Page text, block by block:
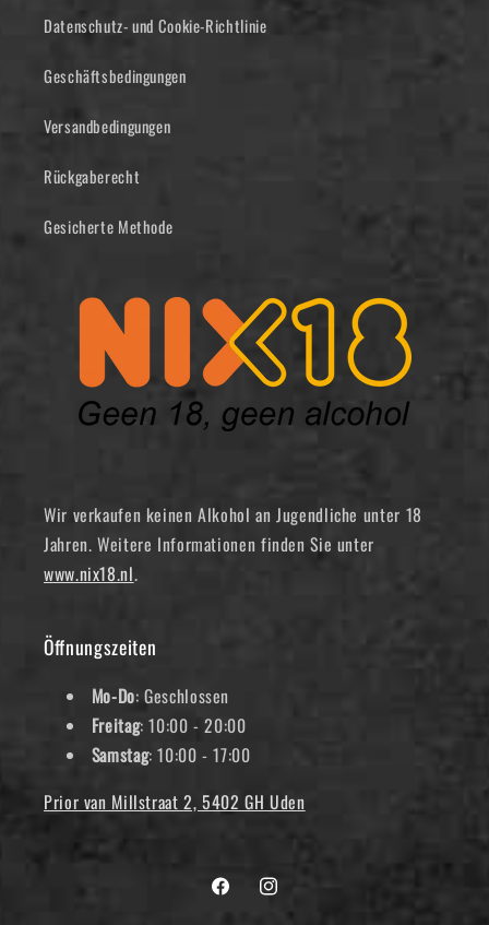
Datenschutz- und Cookie-Richtlinie
Geschäftsbedingungen
Versandbedingungen
Rückgaberecht
Gesicherte Methode
Wir verkaufen keinen Alkohol an Jugendliche unter 18
Jahren. Weitere Informationen finden Sie unter
www.nix18.nl.
Öffnungszeiten
Mo-Do: Geschlossen
Freitag: 10:00 - 20:00
Samstag: 10:00 - 17:00
Prior van Millstraat 2, 5402 GH Uden
FacebookInstagram